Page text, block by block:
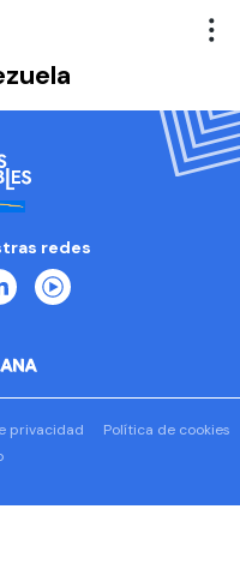
redes
privacidad
Política de cookies